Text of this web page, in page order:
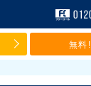
無料!